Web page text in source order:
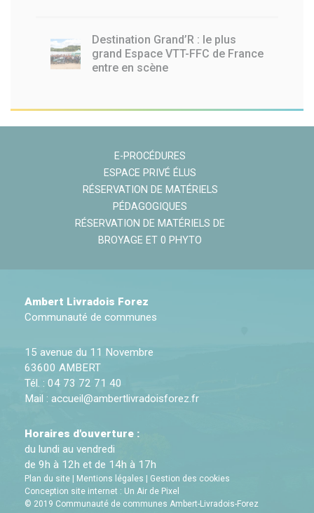
Destination Grand’R : le plus
grand Espace VTT-FFC de France
entre en scène
E-PROCÉDURES
ESPACE PRIVÉ ÉLUS
RÉSERVATION DE MATÉRIELS
PÉDAGOGIQUES
RÉSERVATION DE MATÉRIELS DE
BROYAGE ET 0 PHYTO
Ambert Livradois Forez
Communauté de communes
15 avenue du 11 Novembre
63600 AMBERT
Tél. : 04 73 72 71 40
Mail : accueil@ambertlivradoisforez.fr
Horaires d'ouverture :
du lundi au vendredi
de 9h à 12h et de 14h à 17h
Plan du site Mentions légales
Gestion des cookies
Conception site internet : Un Air de Pixel
© 2019 Communauté de communes Ambert-Livradois-Forez